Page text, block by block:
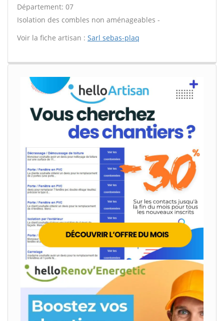
Département: 07
Isolation des combles non aménageables -
Voir la fiche artisan : Sarl sebas-plaq